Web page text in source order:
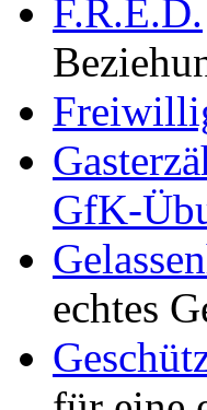
F.R.E.D.
GfK-
echtes